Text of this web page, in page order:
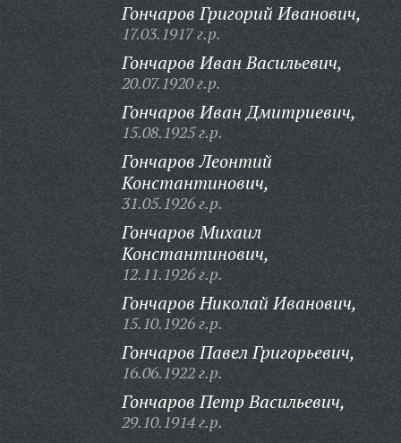
Гончаров Григорий Иванович,
17.03.1917 г.р.
Гончаров Иван Васильевич,
20.07.1920 г.р.
Гончаров Иван Дмитриевич,
15.08.1925 г.р.
Гончаров Леонтий
Константинович,
31.05.1926 г.р.
Гончаров Михаил
Константинович,
12.11.1926 г.р.
Гончаров Николай Иванович,
15.10.1926 г.р.
Гончаров Павел Григорьевич,
16.06.1922 г.р.
Гончаров Петр Васильевич,
29.10.1914 г.р.